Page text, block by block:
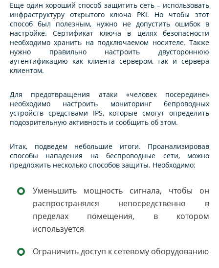
Еще один хороший способ защитить сеть – использовать
инфраструктуру открытого ключа PKI. Но чтобы этот
способ был полезным, нужно не допустить ошибок в
настройке. Сертификат ключа в целях безопасности
необходимо хранить на подключаемом носителе. Также
нужно правильно настроить двустороннюю
аутентификацию как клиента сервером, так и сервера
клиентом.
Для предотвращения атаки «человек посередине»
необходимо настроить мониторинг бепроводных
устройств средствами IPS, которые смогут определить
подозрительную активность и сообщить об этом.
Итак, подведем небольшие итоги. Проанализировав
способы нападения на беспроводные сети, можно
предложить несколько способов защиты. Необходимо:
Уменьшить мощность сигнала, чтобы он
распространялся непосредственно в
пределах помещения, в котором
используется
Ограничить доступ к сетевому оборудованию